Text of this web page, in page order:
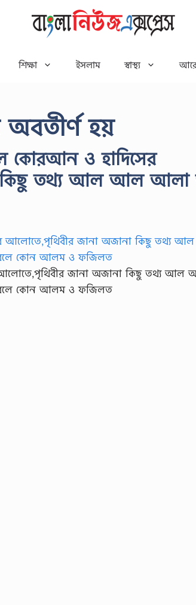
শিক্ষা ইসলাম স্বাস্থ্য
হয়
ও হাদিসের
কিছু তথ্য আল আল
জানা অজানা কিছু তথ্য
কোন আলম ও ফজিলত